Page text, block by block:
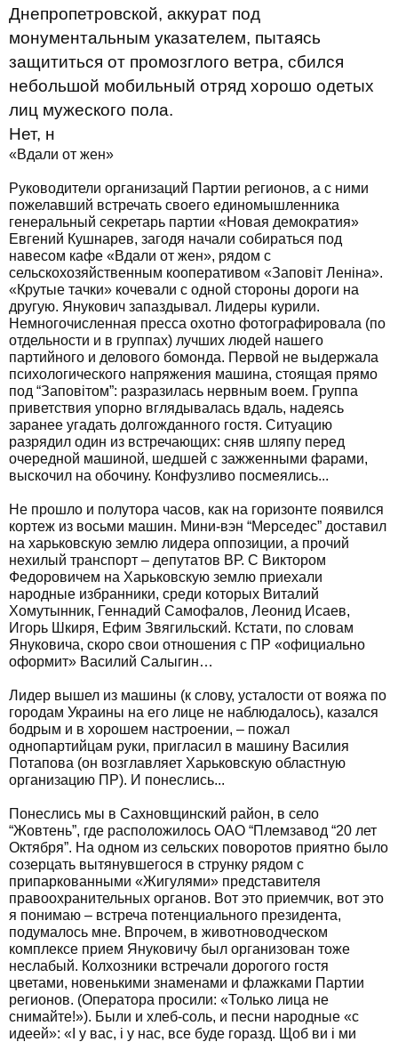
Днепропетровской, аккурат под
монументальным указателем, пытаясь
защититься от промозглого ветра, сбился
небольшой мобильный отряд хорошо одетых
лиц мужеского пола.
Нет, н
«Вдали от жен»
Руководители организаций Партии регионов, а с ними
пожелавший встречать своего единомышленника
генеральный секретарь партии «Новая демократия»
Евгений Кушнарев, загодя начали собираться под
навесом кафе «Вдали от жен», рядом с
сельскохозяйственным кооперативом «Заповіт Леніна».
«Крутые тачки» кочевали с одной стороны дороги на
другую. Янукович запаздывал. Лидеры курили.
Немногочисленная пресса охотно фотографировала (по
отдельности и в группах) лучших людей нашего
партийного и делового бомонда. Первой не выдержала
психологического напряжения машина, стоящая прямо
под “Заповітом”: разразилась нервным воем. Группа
приветствия упорно вглядывалась вдаль, надеясь
заранее угадать долгожданного гостя. Ситуацию
разрядил один из встречающих: сняв шляпу перед
очередной машиной, шедшей с зажженными фарами,
выскочил на обочину. Конфузливо посмеялись...
Не прошло и полутора часов, как на горизонте появился
кортеж из восьми машин. Мини-вэн “Мерседес” доставил
на харьковскую землю лидера оппозиции, а прочий
нехилый транспорт – депутатов ВР. С Виктором
Федоровичем на Харьковскую землю приехали
народные избранники, среди которых Виталий
Хомутынник, Геннадий Самофалов, Леонид Исаев,
Игорь Шкиря, Ефим Звягильский. Кстати, по словам
Януковича, скоро свои отношения с ПР «официально
оформит» Василий Салыгин…
Лидер вышел из машины (к слову, усталости от вояжа по
городам Украины на его лице не наблюдалось), казался
бодрым и в хорошем настроении, – пожал
однопартийцам руки, пригласил в машину Василия
Потапова (он возглавляет Харьковскую областную
организацию ПР). И понеслись...
Понеслись мы в Сахновщинский район, в село
“Жовтень”, где расположилось ОАО “Племзавод “20 лет
Октября”. На одном из сельских поворотов приятно было
созерцать вытянувшегося в струнку рядом с
припаркованными «Жигулями» представителя
правоохранительных органов. Вот это приемчик, вот это
я понимаю – встреча потенциального президента,
подумалось мне. Впрочем, в животноводческом
комплексе прием Януковичу был организован тоже
неслабый. Колхозники встречали дорогого гостя
цветами, новенькими знаменами и флажками Партии
регионов. (Оператора просили: «Только лица не
снимайте!»). Были и хлеб-соль, и песни народные «с
идеей»: «І у вас, і у нас, все буде горазд. Щоб ви і ми